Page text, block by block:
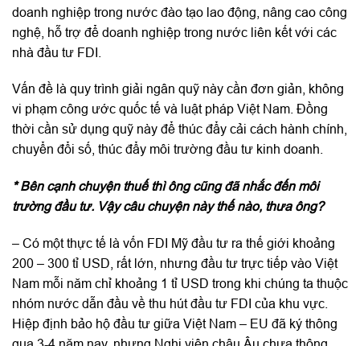
doanh nghiệp trong nước đào tạo lao động, nâng cao công
nghệ, hỗ trợ để doanh nghiệp trong nước liên kết với các
nhà đầu tư FDI.
Vấn đề là quy trình giải ngân quỹ này cần đơn giản, không
vi phạm công ước quốc tế và luật pháp Việt Nam. Đồng
thời cần sử dụng quỹ này để thúc đẩy cải cách hành chính,
chuyển đổi số, thúc đẩy môi trường đầu tư kinh doanh.
* Bên cạnh chuyện thuế thì ông cũng đã nhắc đến môi
trường đầu tư. Vậy câu chuyện này thế nào, thưa ông?
– Có một thực tế là vốn FDI Mỹ đầu tư ra thế giới khoảng
200 – 300 tỉ USD, rất lớn, nhưng đầu tư trực tiếp vào Việt
Nam mỗi năm chỉ khoảng 1 tỉ USD trong khi chúng ta thuộc
nhóm nước dẫn đầu về thu hút đầu tư FDI của khu vực.
Hiệp định bảo hộ đầu tư giữa Việt Nam – EU đã ký thông